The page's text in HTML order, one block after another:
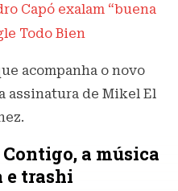
Capó exalam “buena
Todo Bien
acompanha o novo
assinatura de Mikel El
a música
e trashi